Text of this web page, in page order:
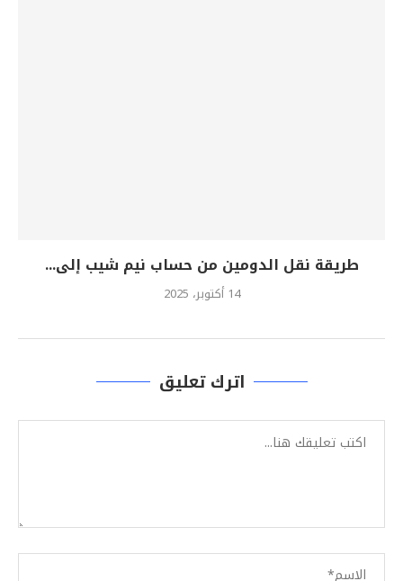
طريقة نقل الدومين من حساب نيم شيب إلى...
14 أكتوبر، 2025
اترك تعليق